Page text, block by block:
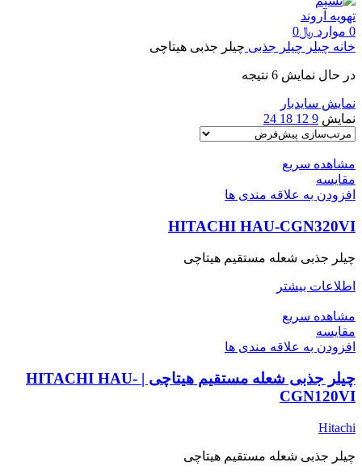
0 موارد ﷼0
خانه چیلر چیلر جذبی چیلر جذبی هیتاچی
در حال نمایش 6 نتیجه
نمایش سایدبار
نمایش 9
12
18
24
مشاهده سریع
مقایسه
افزودن به علاقه مندی ها
HITACHI HAU-CGN320VI
چیلر جذبی شعله مستقیم هیتاچی
اطلاعات بیشتر
مشاهده سریع
مقایسه
افزودن به علاقه مندی ها
چیلر جذبی شعله مستقیم هیتاچی | HITACHI HAU-
CGN120VI
Hitachi
چیلر جذبی شعله مستقیم هیتاچی